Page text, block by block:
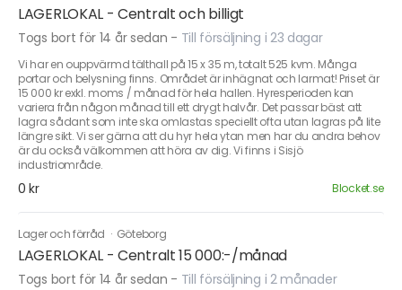
LAGERLOKAL - Centralt och billigt
Togs bort för 14 år sedan - Till försäljning i 23 dagar
Vi har en ouppvärmd tälthall på 15 x 35 m, totalt 525 kvm. Många
portar och belysning finns. Området är inhägnat och larmat! Priset är
15 000 kr exkl. moms / månad för hela hallen. Hyresperioden kan
variera från någon månad till ett drygt halvår. Det passar bäst att
lagra sådant som inte ska omlastas speciellt ofta utan lagras på lite
längre sikt. Vi ser gärna att du hyr hela ytan men har du andra behov
är du också välkommen att höra av dig. Vi finns i Sisjö
industriområde.
0 kr Blocket.se
Lager och förråd · Göteborg
LAGERLOKAL - Centralt 15 000:-/månad
Togs bort för 14 år sedan - Till försäljning i 2 månader